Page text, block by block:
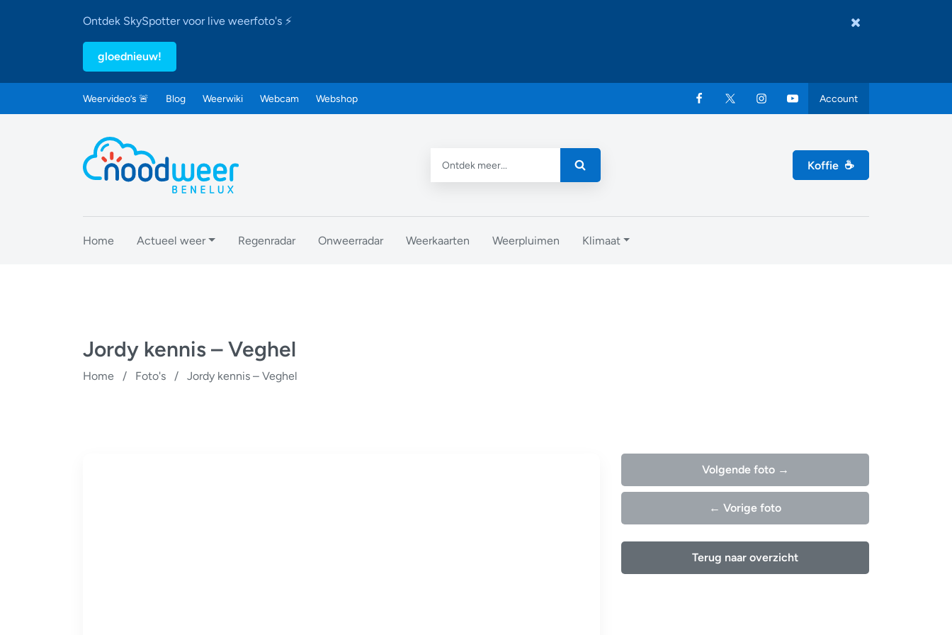
Ontdek SkySpotter voor live weerfoto's ⚡
gloednieuw!
Weervideo’s 🚨 Blog Weerwiki Webcam Webshop Account
Koffie ☕
Home Actueel weer Regenradar Onweerradar Weerkaarten Weerpluimen Klimaat
Jordy kennis – Veghel
Home / Foto's / Jordy kennis – Veghel
Volgende foto →
← Vorige foto
Terug naar overzicht